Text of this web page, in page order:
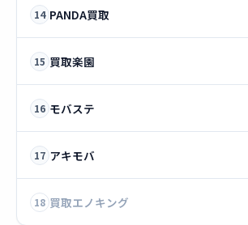
14 PANDA買取
15 買取楽園
16 モバステ
17 アキモバ
18 買取エノキング